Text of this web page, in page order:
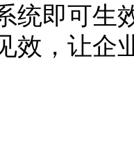
统即可生
效，让企